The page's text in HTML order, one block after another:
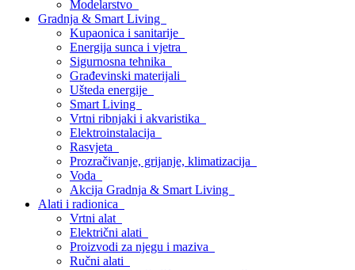
Modelarstvo
Gradnja & Smart Living
Kupaonica i sanitarije
Energija sunca i vjetra
Sigurnosna tehnika
Građevinski materijali
Ušteda energije
Smart Living
Vrtni ribnjaki i akvaristika
Elektroinstalacija
Rasvjeta
Prozračivanje, grijanje, klimatizacija
Voda
Akcija Gradnja & Smart Living
Alati i radionica
Vrtni alat
Električni alati
Proizvodi za njegu i maziva
Ručni alati